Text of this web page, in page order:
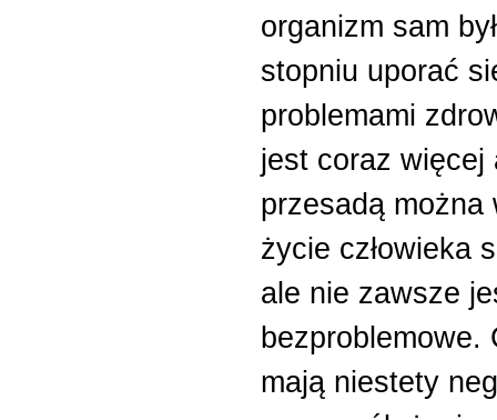
organizm sam
stopniu uporać
problemami
jest coraz więcej
przesadą
życie człowieka
ale nie zawsze
mają niestety